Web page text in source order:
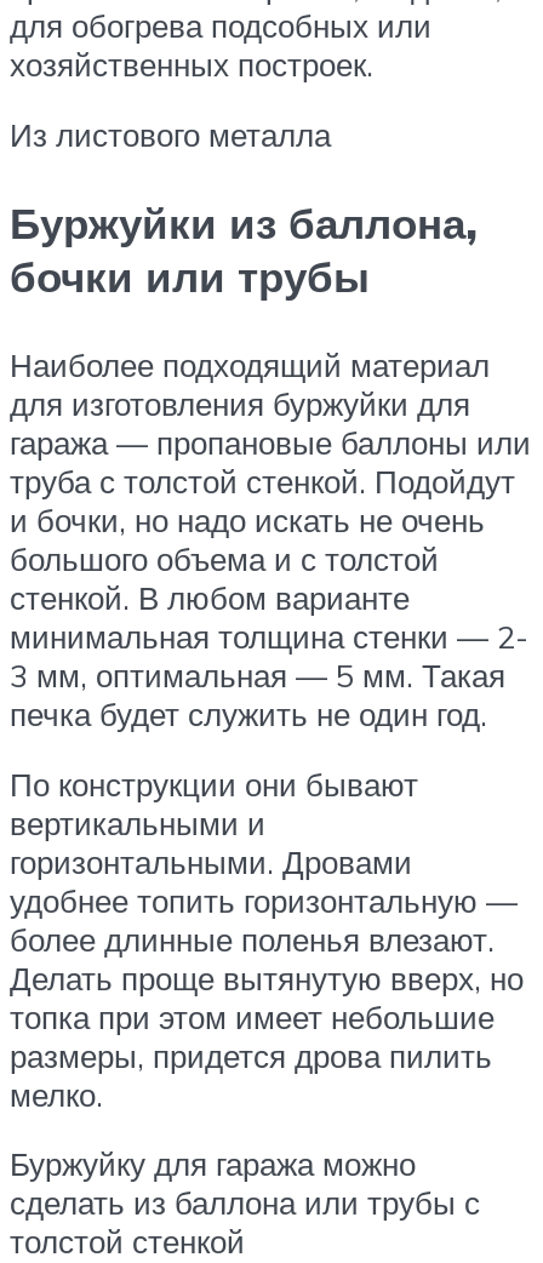
для обогрева подсобных или
хозяйственных построек.
Из листового металла
Буржуйки из баллона,
бочки или трубы
Наиболее подходящий материал
для изготовления буржуйки для
гаража — пропановые баллоны или
труба с толстой стенкой. Подойдут
и бочки, но надо искать не очень
большого объема и с толстой
стенкой. В любом варианте
минимальная толщина стенки — 2-
3 мм, оптимальная — 5 мм. Такая
печка будет служить не один год.
По конструкции они бывают
вертикальными и
горизонтальными. Дровами
удобнее топить горизонтальную —
более длинные поленья влезают.
Делать проще вытянутую вверх, но
топка при этом имеет небольшие
размеры, придется дрова пилить
мелко.
Буржуйку для гаража можно
сделать из баллона или трубы с
толстой стенкой